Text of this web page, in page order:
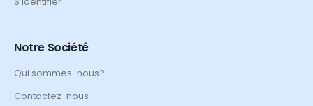
Notre Société
Qui sommes-nous?
Contactez-nous